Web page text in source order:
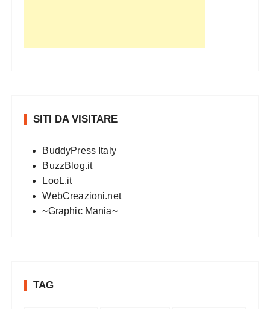
SITI DA VISITARE
BuddyPress Italy
BuzzBlog.it
LooL.it
WebCreazioni.net
~Graphic Mania~
TAG